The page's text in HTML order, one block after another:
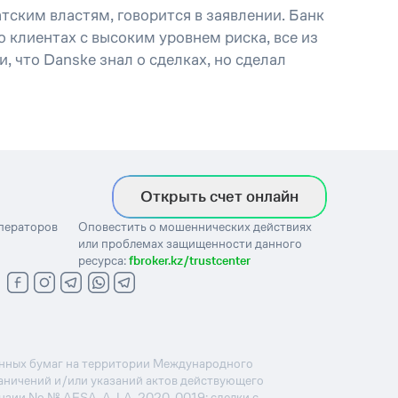
властям, говорится в заявлении. Банк
с высоким уровнем риска, все из
Danske знал о сделках, но сделал
Открыть счет онлайн
Оповестить о мошеннических действиях
или проблемах защищенности данного
ресурса:fbroker.kz/trustcenter
бумаг на территории Международного
и/или указаний актов действующего